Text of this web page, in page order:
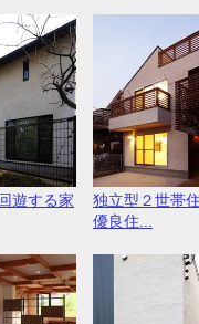
遊する家
独立型２世帯
優良住...